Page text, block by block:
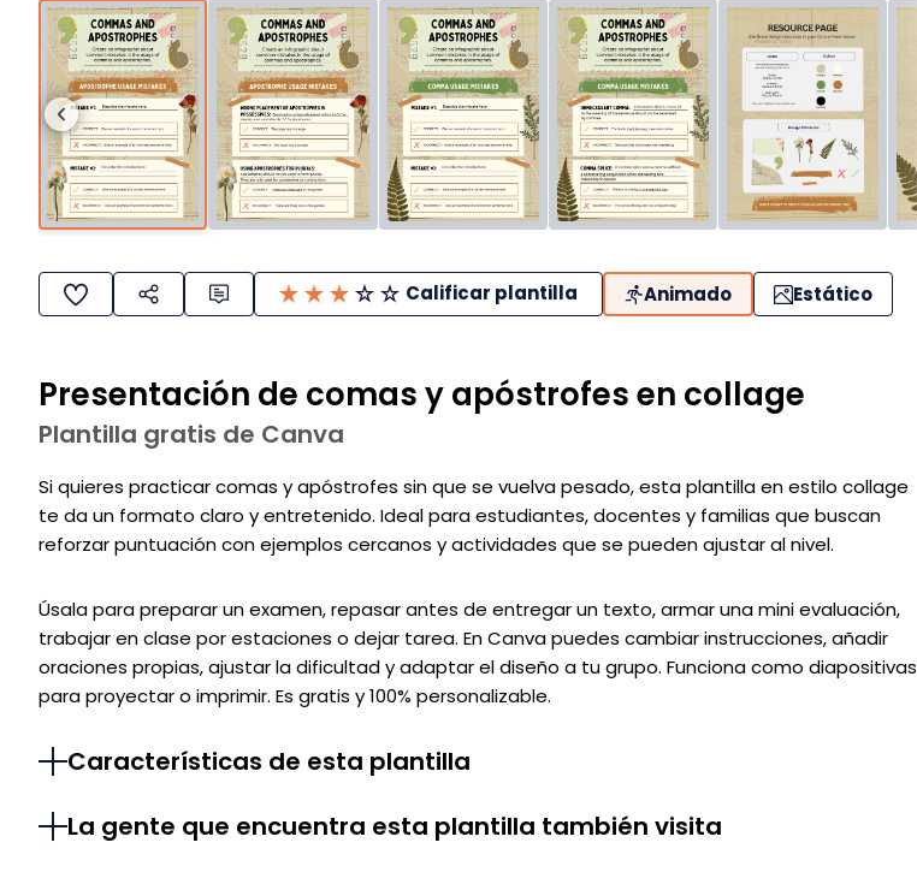
Calificar plantilla Animado Estático
Presentación de comas y apóstrofes en collage
Plantilla gratis de Canva
Si quieres practicar comas y apóstrofes sin que se vuelva pesado, esta plantilla en estilo collage
te da un formato claro y entretenido. Ideal para estudiantes, docentes y familias que buscan
reforzar puntuación con ejemplos cercanos y actividades que se pueden ajustar al nivel.
Úsala para preparar un examen, repasar antes de entregar un texto, armar una mini evaluación,
trabajar en clase por estaciones o dejar tarea. En Canva puedes cambiar instrucciones, añadir
oraciones propias, ajustar la dificultad y adaptar el diseño a tu grupo. Funciona como diapositivas
para proyectar o imprimir. Es gratis y 100% personalizable.
Características de esta plantilla
La gente que encuentra esta plantilla también visita